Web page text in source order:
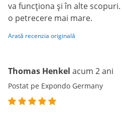
va funcționa și în alte
o petrecere mai mare.
Arată recenzia originală
Thomas Henkel acum 2 ani
Postat pe Expondo Germany